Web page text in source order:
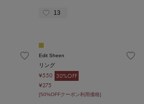
13
Edit Sheen
リング
¥550 30%OFF
¥275
[50%OFFクーポン利用価格]